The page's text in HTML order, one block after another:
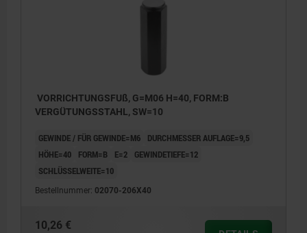
VORRICHTUNGSFUß, G=M06 H=40, FORM:B
VERGÜTUNGSSTAHL, SW=10
GEWINDE / FÜR GEWINDE=M6
DURCHMESSER AUFLAGE=9,5
HÖHE=40
FORM=B E=2
GEWINDETIEFE=12
SCHLÜSSELWEITE=10
Bestellnummer: 02070-206X40
10,26 €